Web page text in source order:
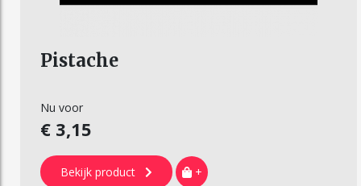
Pistache
Nu voor
€ 3,15
Bekijk product +